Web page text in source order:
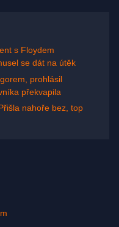
s Floydem
se dát na útěk
prohlásil
překvapila
nahoře bez, top